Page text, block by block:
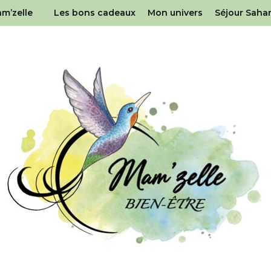
Les bons cadeaux Mon univers Séjour